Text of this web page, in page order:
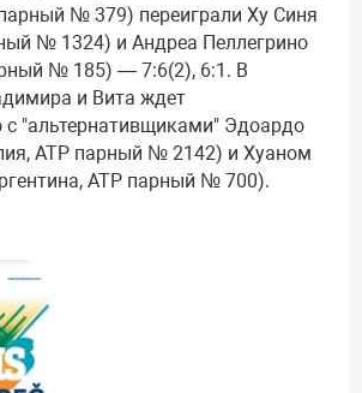
№ 379) переиграли Ху Синя
№ 1324) и Андреа Пеллегрино
№ 185) — 7:6(2), 6:1. В
и Вита ждет
с "альтернативщиками" Эдоардо
ATP парный № 2142) и Хуаном
ATP парный № 700).